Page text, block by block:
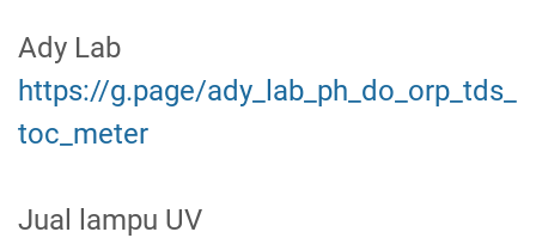
Ady Lab
https://g.page/ady_lab_ph_do_orp_tds_
toc_meter
Jual lampu UV